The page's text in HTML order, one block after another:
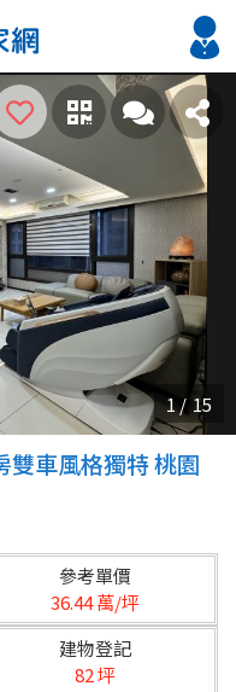
搜尋
降價好屋限量釋出
南降價好屋限量釋出
雙車風格獨特 桃園
參考單價
36.44 萬/坪
建物登記
82 坪